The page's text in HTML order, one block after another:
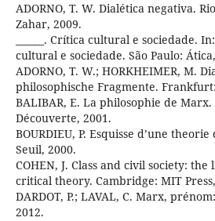
ADORNO, T. W. Dialética negativa.
Zahar, 2009.
______. Crítica cultural e sociedade.
cultural e sociedade. São Paulo:
ADORNO, T. W.; HORKHEIMER, M.
philosophische Fragmente.
BALIBAR, E. La philosophie de
Découverte, 2001.
BOURDIEU, P. Esquisse d’une
Seuil, 2000.
COHEN, J. Class and civil society:
critical theory. Cambridge: MIT
DARDOT, P.; LAVAL, C. Marx,
2012.